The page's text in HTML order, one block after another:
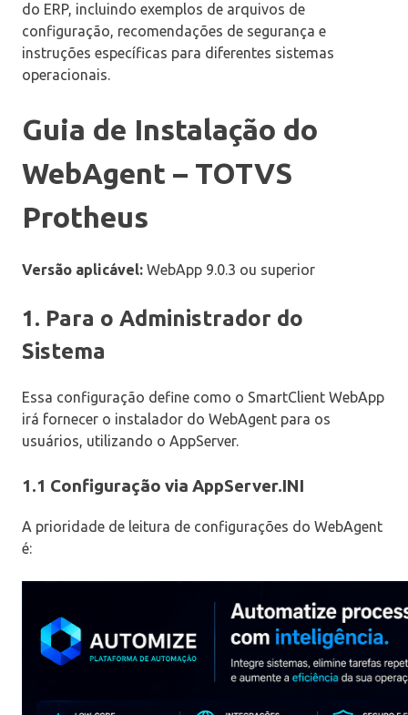
do ERP, incluindo exemplos de arquivos de
configuração, recomendações de segurança e
instruções específicas para diferentes sistemas
operacionais.
Guia de Instalação do
WebAgent – TOTVS
Protheus
Versão aplicável: WebApp 9.0.3 ou superior
1. Para o Administrador do
Sistema
Essa configuração define como o SmartClient WebApp
irá fornecer o instalador do WebAgent para os
usuários, utilizando o AppServer.
1.1 Configuração via AppServer.INI
A prioridade de leitura de configurações do WebAgent
é: